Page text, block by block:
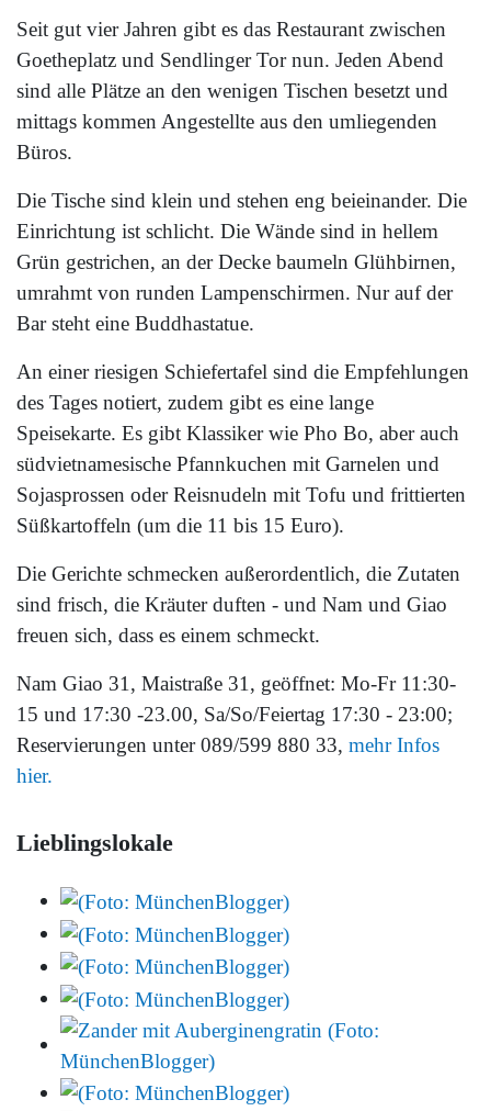
Seit gut vier Jahren gibt es das Restaurant zwischen
Goetheplatz und Sendlinger Tor nun. Jeden Abend
sind alle Plätze an den wenigen Tischen besetzt und
mittags kommen Angestellte aus den umliegenden
Büros.
Die Tische sind klein und stehen eng beieinander. Die
Einrichtung ist schlicht. Die Wände sind in hellem
Grün gestrichen, an der Decke baumeln Glühbirnen,
umrahmt von runden Lampenschirmen. Nur auf der
Bar steht eine Buddhastatue.
An einer riesigen Schiefertafel sind die Empfehlungen
des Tages notiert, zudem gibt es eine lange
Speisekarte. Es gibt Klassiker wie Pho Bo, aber auch
südvietnamesische Pfannkuchen mit Garnelen und
Sojasprossen oder Reisnudeln mit Tofu und frittierten
Süßkartoffeln (um die 11 bis 15 Euro).
Die Gerichte schmecken außerordentlich, die Zutaten
sind frisch, die Kräuter duften - und Nam und Giao
freuen sich, dass es einem schmeckt.
Nam Giao 31, Maistraße 31, geöffnet: Mo-Fr 11:30-
15 und 17:30 -23.00, Sa/So/Feiertag 17:30 - 23:00;
Reservierungen unter 089/599 880 33, mehr Infos
hier.
Lieblingslokale